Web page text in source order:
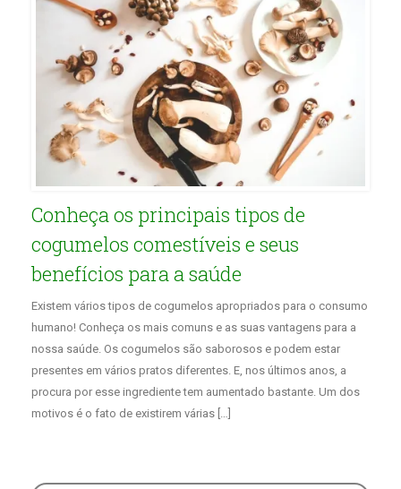
Conheça os principais tipos de
cogumelos comestíveis e seus
benefícios para a saúde
Existem vários tipos de cogumelos apropriados para o consumo
humano! Conheça os mais comuns e as suas vantagens para a
nossa saúde. Os cogumelos são saborosos e podem estar
presentes em vários pratos diferentes. E, nos últimos anos, a
procura por esse ingrediente tem aumentado bastante. Um dos
motivos é o fato de existirem várias […]